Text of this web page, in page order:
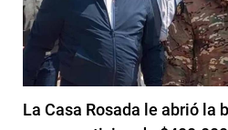
La Casa Rosada le abrió la